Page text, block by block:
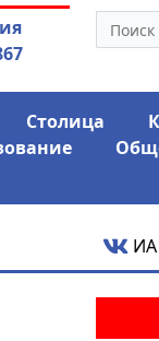
экс-депутат
сапоге»
Столица
ИА